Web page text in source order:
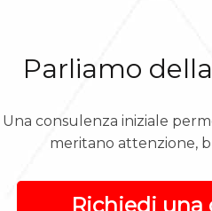
Parliamo
Una consulenza iniziale
meritano attenzione,
Richiedi una